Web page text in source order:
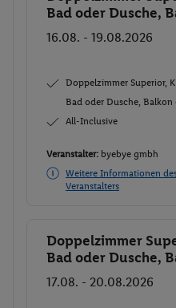
Bad oder Dusche,
16.08. - 19.08.2026
Doppelzimmer Superior,
Bad oder Dusche, Balkon
All-Inclusive
Veranstalter: byebye gmbh
Weitere Informationen
Veranstalters
Buchen
Doppelzimmer
Bad oder Dusche,
17.08. - 20.08.2026